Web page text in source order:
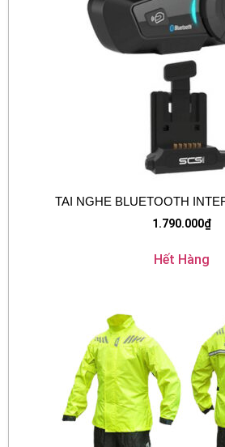
TAI NGHE BLUETOOTH
1.790.000₫
Hết Hàng